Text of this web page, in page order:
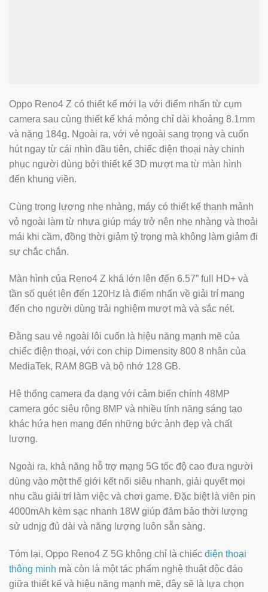
Oppo Reno4 Z có thiết kế mới lạ với điểm nhấn từ cụm
camera sau cùng thiết kế khá mỏng chỉ dài khoảng 8.1mm
và nặng 184g. Ngoài ra, với vẻ ngoài sang trọng và cuốn
hút ngay từ cái nhìn đầu tiên, chiếc điện thoại này chinh
phục người dùng bởi thiết kế 3D mượt ma từ màn hình
đến khung viền.
Cùng trọng lượng nhẹ nhàng, máy có thiết kế thanh mảnh
vỏ ngoài làm từ nhựa giúp máy trở nên nhẹ nhàng và thoải
mái khi cầm, đồng thời giảm tỷ trọng mà không làm giảm đi
sự chắc chắn.
Màn hình của Reno4 Z khá lớn lên đến 6.57” full HD+ và
tần số quét lên đến 120Hz là điểm nhấn về giải trí mang
đến cho người dùng trải nghiệm mượt mà và sắc nét.
Đằng sau vẻ ngoài lôi cuốn là hiệu năng mạnh mẽ của
chiếc điện thoại, với con chip Dimensity 800 8 nhân của
MediaTek, RAM 8GB và bộ nhớ 128 GB.
Hệ thống camera đa dạng với cảm biến chính 48MP
camera góc siêu rộng 8MP và nhiều tính năng sáng tạo
khác hứa hẹn mang đến những bức ảnh đẹp và chất
lượng.
Ngoài ra, khả năng hỗ trợ mạng 5G tốc độ cao đưa người
dùng vào một thế giới kết nối siêu nhanh, giải quyết mọi
nhu cầu giải trí làm việc và chơi game. Đặc biệt là viên pin
4000mAh kèm sạc nhanh 18W giúp đảm bảo thời lượng
sử udnjg đủ dài và năng lượng luôn sẵn sàng.
Tóm lại, Oppo Reno4 Z 5G không chỉ là chiếc điện thoại
thông minh mà còn là một tác phẩm nghệ thuật độc đáo
giữa thiết kế và hiệu năng mạnh mẽ, đây sẽ là lựa chọn